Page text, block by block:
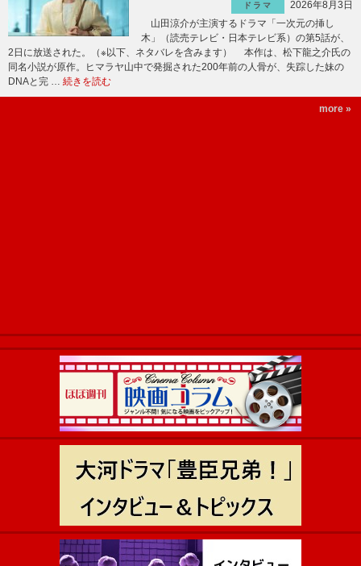
ドラマ
2026年8月3日
山田涼介が主演するドラマ「一次元の挿し
木」（読売テレビ・日本テレビ系）の第5話が、
2日に放送された。（※以下、ネタバレを含みます） 本作は、松下龍之介氏の
同名小説が原作。ヒマラヤ山中で発掘された200年前の人骨が、失踪した妹の
DNAと完 … 続きを読む
more »